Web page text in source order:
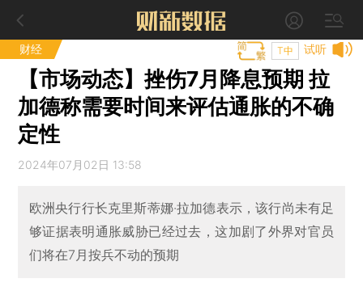
财经 试听
T中
【市场动态】挫伤7月降息预期 拉
加德称需要时间来评估通胀的不确
定性
2024年07月02日 13:58
欧洲央行行长克里斯蒂娜·拉加德表示，该行尚未有足
够证据表明通胀威胁已经过去，这加剧了外界对官员
们将在7月按兵不动的预期